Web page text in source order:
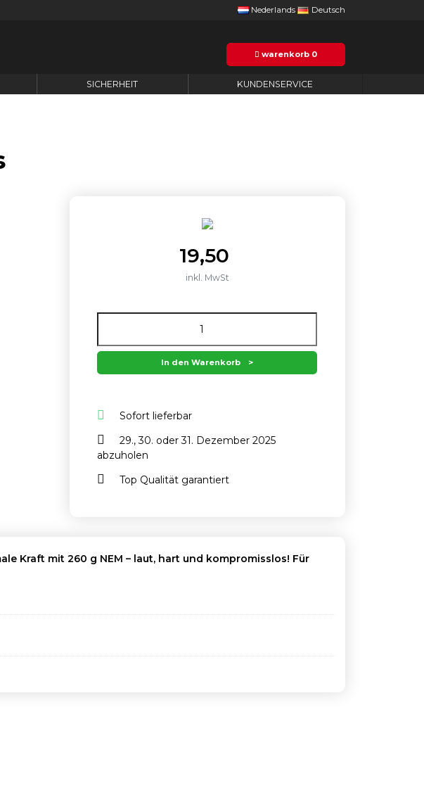
Nederlands Deutsch
warenkorb 0
SICHERHEIT KUNDENSERVICE
19,50
inkl. MwSt
In den Warenkorb
Sofort lieferbar
29., 30. oder 31. Dezember 2025
abzuholen
Top Qualität garantiert
Kraft mit 260 g NEM – laut, hart und kompromisslos! Für